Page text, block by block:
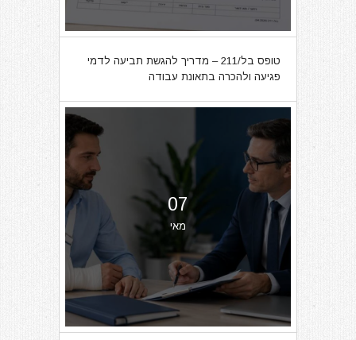
טופס בל/211 – מדריך להגשת תביעה לדמי
פגיעה ולהכרה בתאונת עבודה
07
מאי